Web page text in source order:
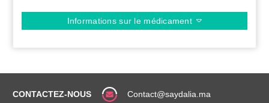
Informations sur le médicament
CONTACTEZ-NOUS Contact@saydalia.ma